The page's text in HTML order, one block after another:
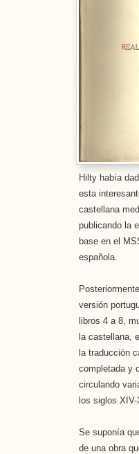
Hilty había
esta
castellana
publicando la
base en el
española.
versión
libros 4 a 8,
la castellana,
la traducción
completada y
circulando
los siglos XIV-
Se suponía
de una obra